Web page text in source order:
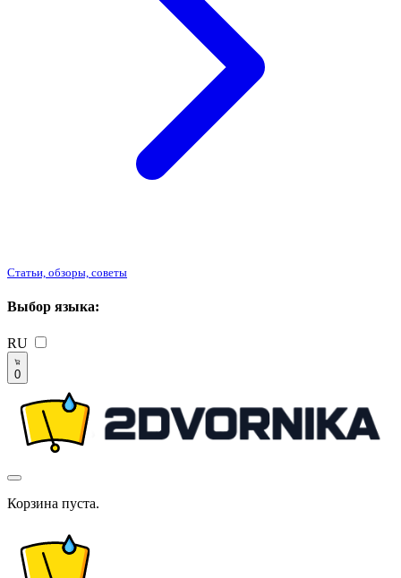
Статьи, обзоры, советы
Выбор языка:
RU
0
Корзина пуста.